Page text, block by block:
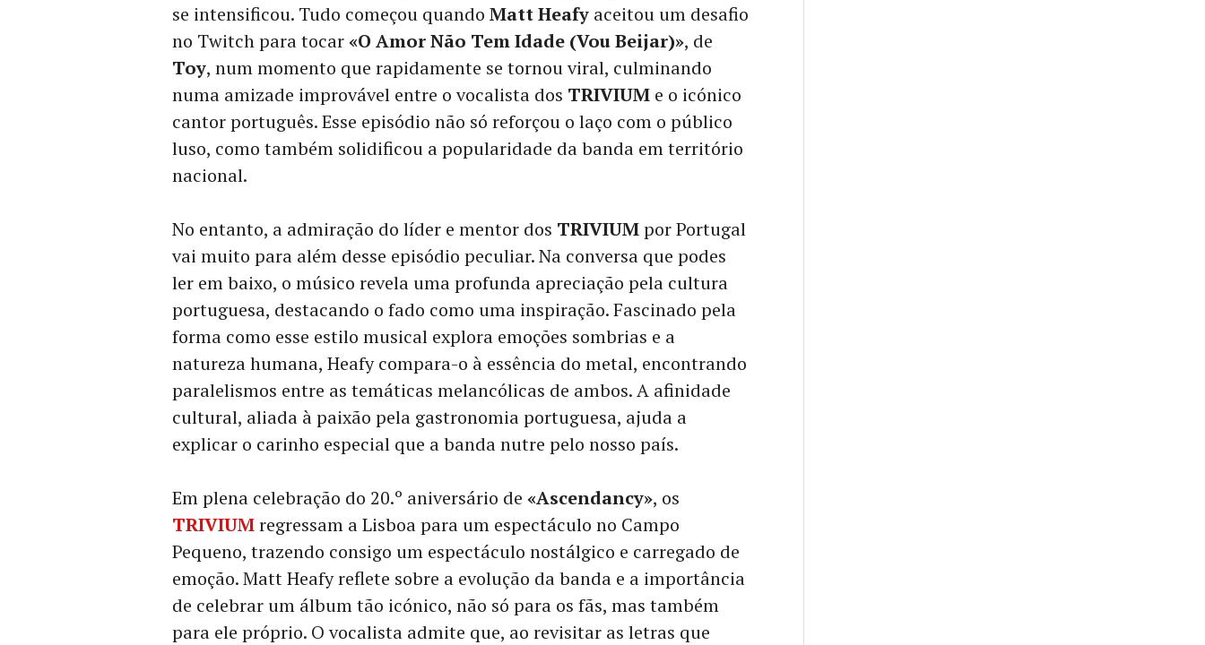
se intensificou. Tudo começou quando Matt Heafy aceitou um desafio
no Twitch para tocar«O Amor Não Tem Idade (Vou Beijar)», de
Toy, num momento que rapidamente se tornou viral, culminando
numa amizade improvável entre o vocalista dos TRIVIUM e o icónico
cantor português. Esse episódio não só reforçou o laço com o público
luso, como também solidificou a popularidade da banda em território
nacional.
No entanto, a admiração do líder e mentor dos TRIVIUMpor Portugal
vai muito para além desse episódio peculiar. Na conversa que podes
ler em baixo, o músico revela uma profunda apreciação pela cultura
portuguesa, destacando o fado como uma inspiração. Fascinado pela
forma como esse estilo musical explora emoções sombrias e a
natureza humana, Heafy compara-o à essência do metal, encontrando
paralelismos entre as temáticas melancólicas de ambos. A afinidade
cultural, aliada à paixão pela gastronomia portuguesa, ajuda a
explicar o carinho especial que a banda nutre pelo nosso país.
Em plena celebração do 20.º aniversário de «Ascendancy», os
TRIVIUMregressam a Lisboa para um espectáculo no Campo
Pequeno, trazendo consigo um espectáculo nostálgico e carregado de
emoção. Matt Heafy reflete sobre a evolução da banda e a importância
de celebrar um álbum tão icónico, não só para os fãs, mas também
para ele próprio. O vocalista admite que, ao revisitar as letras que